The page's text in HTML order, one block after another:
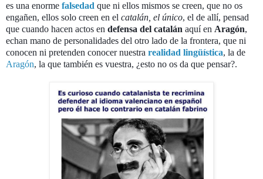
es una enorme falsedad que ni ellos mismos se creen, que no os
engañen, ellos solo creen en el catalán, el único, el de allí, pensad
que cuando hacen actos en defensa del catalán aquí en Aragón,
echan mano de personalidades del otro lado de la frontera, que ni
conocen ni pretenden conocer nuestra realidad lingüística, la de
Aragón, la que también es vuestra, ¿esto no os da que pensar?.